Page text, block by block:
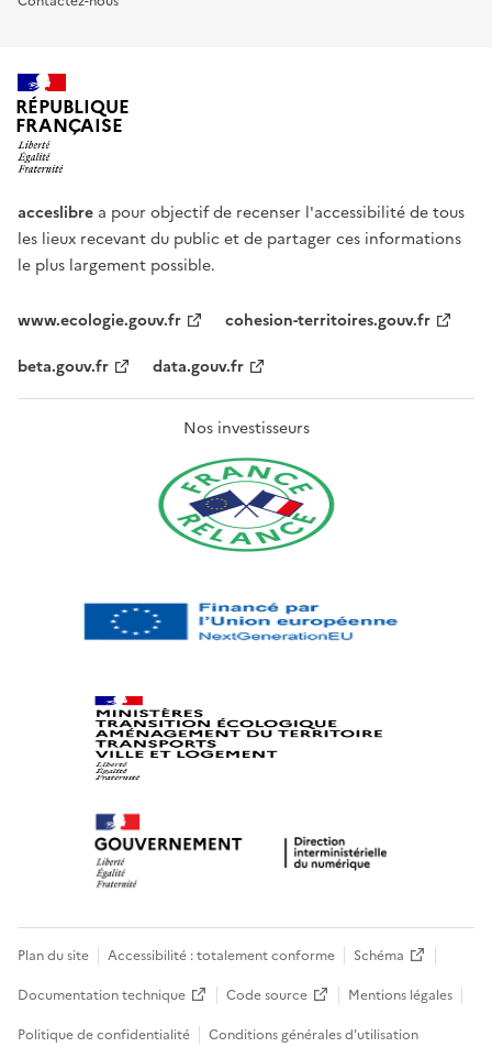
RÉPUBLIQUE
FRANÇAISE
acceslibre a pour objectif de recenser l'accessibilité de tous
les lieux recevant du public et de partager ces informations
le plus largement possible.
www.ecologie.gouv.fr
cohesion-territoires.gouv.fr
beta.gouv.fr
data.gouv.fr
Nos investisseurs
Plan du site Accessibilité : totalement conforme
Schéma
Documentation technique
Code source
Mentions légales
Politique de confidentialité
Conditions générales d’utilisation